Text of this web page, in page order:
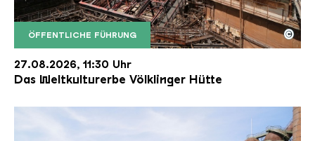
ÖFFENTLICHE FÜHRUNG
Der Erzschrägaufzug der Völklinger Hütte mit
Copyright: Weltkulturerbe Völklinger Hütte | Karl
©
27.08.2026, 11:30 Uhr
Das Weltkulturerbe Völklinger Hütte